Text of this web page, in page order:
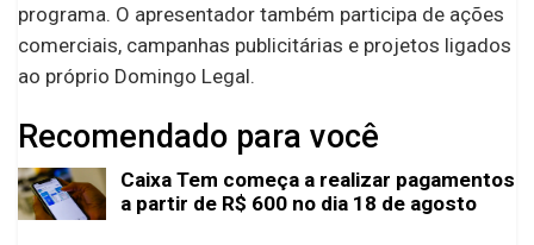
programa. O apresentador também participa de ações
comerciais, campanhas publicitárias e projetos ligados
ao próprio Domingo Legal.
Recomendado para você
Caixa Tem começa a realizar pagamentos
a partir de R$ 600 no dia 18 de agosto